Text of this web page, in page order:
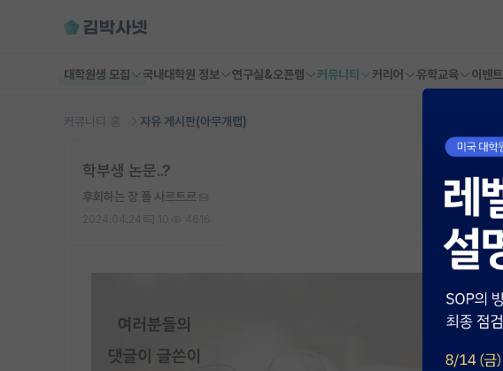
대학원생 모집 국내대학원 정보 연구실&오픈랩 커뮤니티 커리어 유학교육 이벤트
커뮤니티 홈 자유 게시판(아무개랩)
학부생 논문..?
후회하는 장 폴 사르트르